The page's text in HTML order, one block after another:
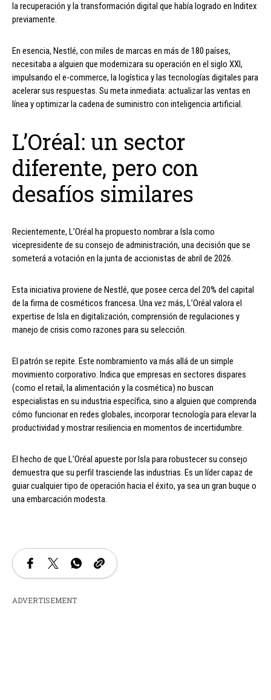
la recuperación y la transformación digital que había logrado en Inditex
previamente.
En esencia, Nestlé, con miles de marcas en más de 180 países,
necesitaba a alguien que modernizara su operación en el siglo XXI,
impulsando el e-commerce, la logística y las tecnologías digitales para
acelerar sus respuestas. Su meta inmediata: actualizar las ventas en
línea y optimizar la cadena de suministro con inteligencia artificial.
L’Oréal: un sector
diferente, pero con
desafíos similares
Recientemente, L’Oréal ha propuesto nombrar a Isla como
vicepresidente de su consejo de administración, una decisión que se
someterá a votación en la junta de accionistas de abril de 2026.
Esta iniciativa proviene de Nestlé, que posee cerca del 20% del capital
de la firma de cosméticos francesa. Una vez más, L’Oréal valora el
expertise de Isla en digitalización, comprensión de regulaciones y
manejo de crisis como razones para su selección.
El patrón se repite. Este nombramiento va más allá de un simple
movimiento corporativo. Indica que empresas en sectores dispares
(como el retail, la alimentación y la cosmética) no buscan
especialistas en su industria específica, sino a alguien que comprenda
cómo funcionar en redes globales, incorporar tecnología para elevar la
productividad y mostrar resiliencia en momentos de incertidumbre.
El hecho de que L’Oréal apueste por Isla para robustecer su consejo
demuestra que su perfil trasciende las industrias. Es un líder capaz de
guiar cualquier tipo de operación hacia el éxito, ya sea un gran buque o
una embarcación modesta.
ADVERTISEMENT